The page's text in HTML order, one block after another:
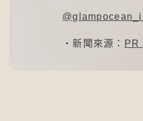
・新聞來源： PR